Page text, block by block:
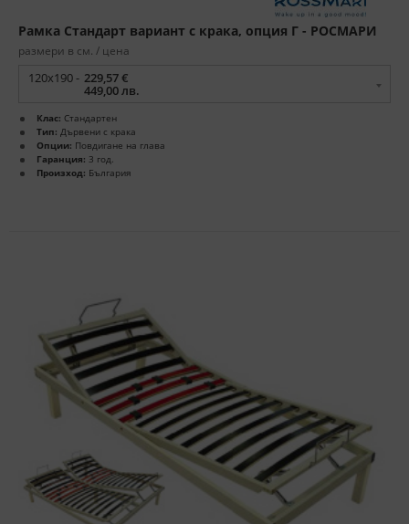
Рамка Стандарт вариант с крака, опция Г - РОСМАРИ
размери в см. / цена
120x190 - 229,57 €
449,00 лв.
Клас: Стандартен
Тип: Дървени с крака
Опции: Повдигане на глава
Гаранция: 3 год.
Произход: България